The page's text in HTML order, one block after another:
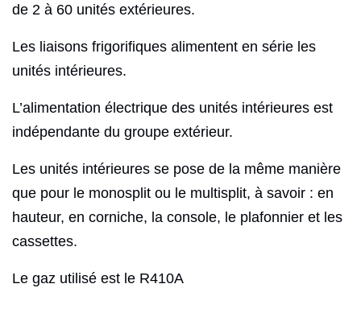
de 2 à 60 unités extérieures.
Les liaisons frigorifiques alimentent en série les
unités intérieures.
L’alimentation électrique des unités intérieures est
indépendante du groupe extérieur.
Les unités intérieures se pose de la même manière
que pour le monosplit ou le multisplit, à savoir : en
hauteur, en corniche, la console, le plafonnier et les
cassettes.
Le gaz utilisé est le R410A